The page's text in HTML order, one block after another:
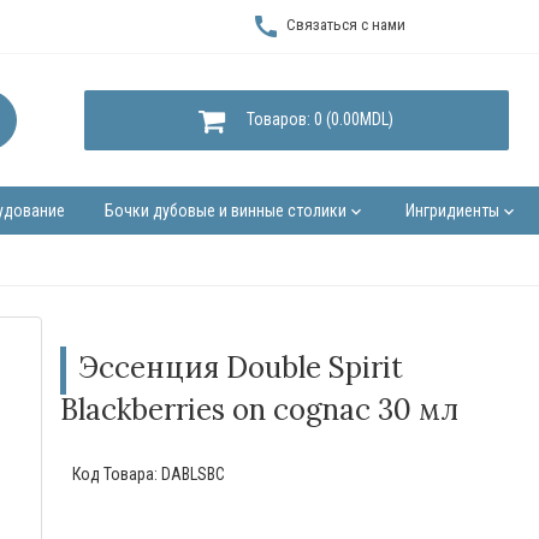
call Связаться с нами
Товаров: 0 (0.00MDL)
Бочки дубовые и винные столики keyboard_arrow_down Ингридиенты keyboard_arrow_down
Эссенция Double Spirit
Blackberries on cognac 30 мл
Код Товара: DABLSBC